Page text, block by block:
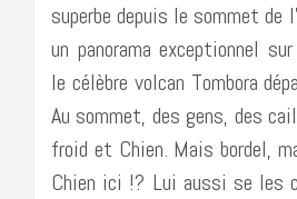
superbe depuis le sommet de
un panorama exceptionnel
le célèbre volcan Tombora
Au sommet, des gens, des
froid et Chien. Mais bordel,
Chien ici !? Lui aussi se les